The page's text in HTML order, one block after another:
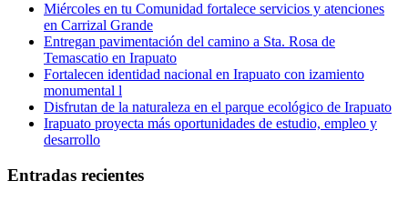
Miércoles en tu Comunidad fortalece servicios y atenciones
en Carrizal Grande
Entregan pavimentación del camino a Sta. Rosa de
Temascatio en Irapuato
Fortalecen identidad nacional en Irapuato con izamiento
monumental l
Disfrutan de la naturaleza en el parque ecológico de Irapuato
Irapuato proyecta más oportunidades de estudio, empleo y
desarrollo
Entradas recientes